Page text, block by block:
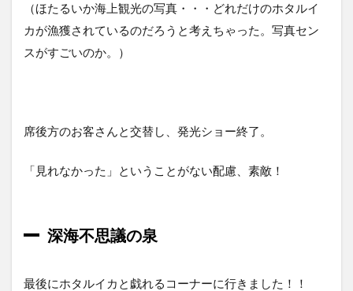
（ほたるいか海上観光の写真・・・どれだけのホタルイ
カが漁獲されているのだろうと考えちゃった。写真セン
スがすごいのか。）
席後方のお客さんと交替し、発光ショー終了。
「見れなかった」ということがない配慮、素敵！
深海不思議の泉
最後にホタルイカと戯れるコーナーに行きました！！